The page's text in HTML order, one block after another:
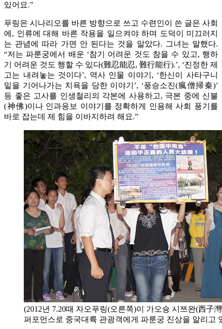
있어요.”
푸링은 시나리오를 바른 방향으로 쓰고 수련인이 쓴 글은 사회
에, 인류에 대해 바른 작용을 일으켜야 하며 도덕이 미끄러지
는 관념에 따라 가면 안 된다는 것을 알았다. 그녀는 말했다.
“저는 파룬궁에서 배운 ‘참기 어려운 것도 참을 수 있고, 행하
기 어려운 것도 행할 수 있다(難忍能忍, 難行能行).’, ‘진정한 제
고는 내려놓는 것이다’, 역사 인물 이야기, ‘한신이 사타구니
밑을 기어나가는 치욕을 당한 이야기’, ‘풍승소진(瘋僧掃秦)’
등 좋은 고사를 인생철리의 각본에 사용하고, 극본 중에 신불
(神佛)이나 인과응보 이야기를 정확하게 인용해 사회 풍기를
바로 잡는데 제 힘을 이바지하려 해요.”
(2012년 7.20때 자오푸링(오른쪽)이 가오슝 시쯔완(西子
퍼포먼스로 중국대륙 관광객에게 파룬궁 진상을 알리고